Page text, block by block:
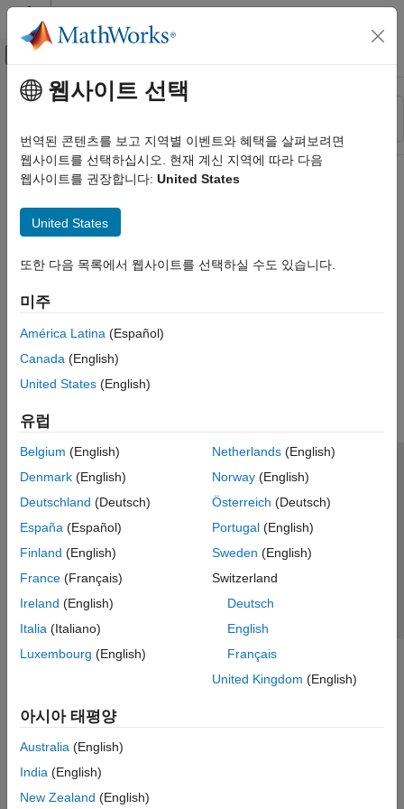
콘텐츠로 바로 가기
오프캔버스 탐색 메뉴 토글
리소스
상태
주요 콘텐츠
웹사이트 선택
번역된 콘텐츠를 보고 지역별 이벤트와 혜택을 살펴보려면
웹사이트를 선택하십시오. 현재 계신 지역에 따라 다음
웹사이트를 권장합니다: United States
United States
또한 다음 목록에서 웹사이트를 선택하실 수도 있습니다.
미주
América Latina (Español)
Canada (English)
United States (English)
유럽
Belgium (English)
Denmark (English)
Deutschland (Deutsch)
España (Español)
Finland (English)
France (Français)
Ireland (English)
Italia (Italiano)
Luxembourg (English)
Netherlands(English)
Norway(English)
Österreich (Deutsch)
Portugal(English)
Sweden (English)
Switzerland
Deutsch
English
Français
United Kingdom (English)
아시아 태평양
Australia (English)
India (English)
New Zealand (English)
신뢰 센터 등록 상표 개인정보 취급방침
불법 복제 방지
애플리케이션 상태
© 1994-2026 The MathWorks, Inc.